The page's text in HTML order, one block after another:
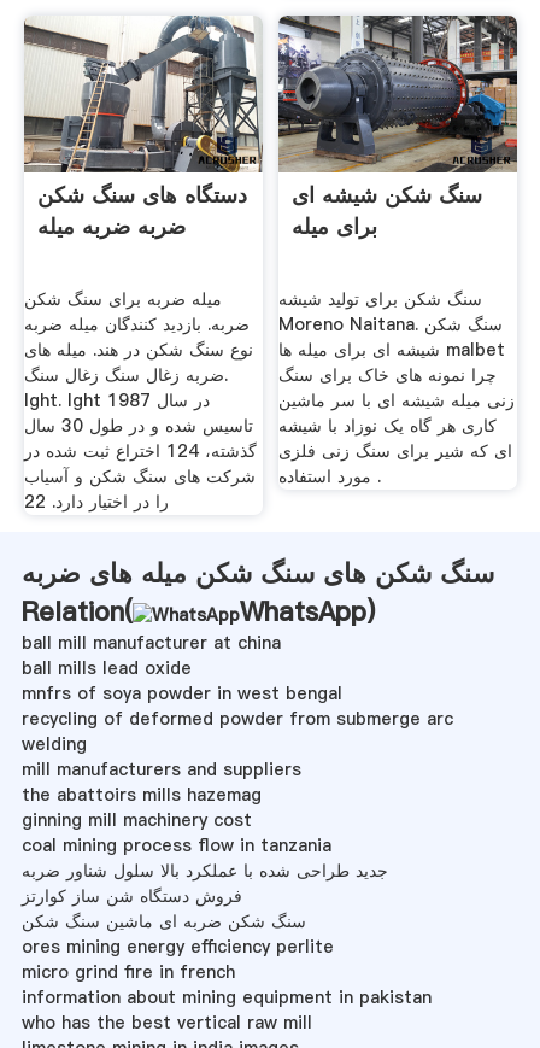
دستگاه های سنگ شکن
ضربه ضربه میله
میله ضربه برای سنگ شکن
ضربه. بازدید کنندگان میله ضربه
نوع سنگ شکن در هند. میله های
ضربه زغال سنگ زغال سنگ.
lght. lght در سال 1987
تاسیس شده و در طول 30 سال
گذشته، 124 اختراع ثبت شده در
شركت های سنگ شكن و آسیاب
را در اختیار دارد. 22
سنگ شکن شیشه ای
برای میله
سنگ شکن برای تولید شیشه
Moreno Naitana. سنگ شکن
شیشه ای برای میله ها malbet
چرا نمونه های خاک برای سنگ
زنی میله شیشه ای با سر ماشین
کاری هر گاه یک نوزاد با شیشه
ای که شیر برای سنگ زنی فلزی
مورد استفاده .
سنگ شکن های سنگ شکن میله های ضربه
Relation(
WhatsApp)
ball mill manufacturer at china
ball mills lead oxide
mnfrs of soya powder in west bengal
recycling of deformed powder from submerge arc
welding
mill manufacturers and suppliers
the abattoirs mills hazemag
ginning mill machinery cost
coal mining process flow in tanzania
جدید طراحی شده با عملکرد بالا سلول شناور ضربه
فروش دستگاه شن ساز کوارتز
سنگ شکن ضربه ای ماشین سنگ شکن
ores mining energy efficiency perlite
micro grind fire in french
information about mining equipment in pakistan
who has the best vertical raw mill